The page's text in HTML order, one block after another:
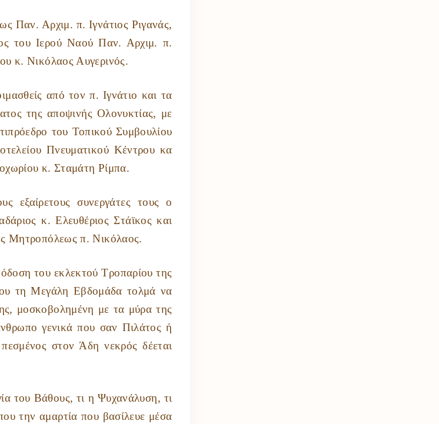
Αρχιμ. π. Ιγνάτιος Ριγανάς,
του Ιερού Ναού Παν. Αρχιμ. π.
κ. Νικόλαος Αυγερινός.
από τον π. Ιγνάτιο και τα
της αποψινής Ολονυκτίας, με
του Τοπικού Συμβουλίου
Πνευματικού Κέντρου κα
κ. Σταμάτη Ρίμπα.
συνεργάτες τους ο
κ. Ελευθέριος Στάϊκος και
Μητροπόλεως π. Νικόλαος.
του εκλεκτού Τροπαρίου της
τη Μεγάλη Εβδομάδα τολμά να
μοσκοβολημένη με τα μύρα της
γενικά που σαν Πιλάτος ή
στον Άδη νεκρός δέεται
του Βάθους, τι η Ψυχανάλυση, τι
την αμαρτία που βασίλευε μέσα